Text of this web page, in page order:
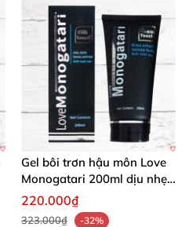
Gel bôi trơn hậu môn Love
Monogatari 200ml dịu nhẹ,
an toàn
220.000₫
323.000₫
-32%